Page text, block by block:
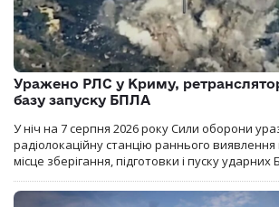
Уражено РЛС у Криму,
базу запуску БПЛА
У ніч на 7 серпня 2026 року Сили оборони
радіолокаційну станцію раннього виявлення
місце зберігання, підготовки і пуску ударних